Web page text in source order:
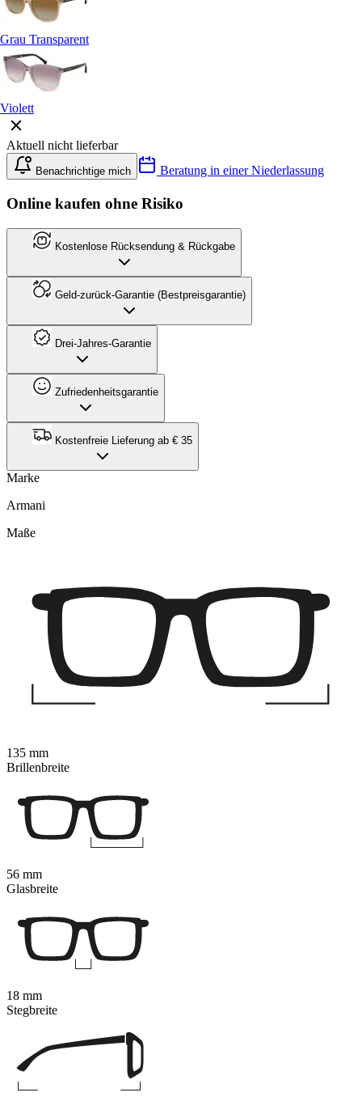
Grau Transparent
Violett
Aktuell nicht lieferbar
Benachrichtige mich Beratung in einer Niederlassung
Online kaufen ohne Risiko
Kostenlose Rücksendung & Rückgabe
Geld-zurück-Garantie (Bestpreisgarantie)
Drei-Jahres-Garantie
Zufriedenheitsgarantie
Kostenfreie Lieferung ab € 35
Marke
Armani
Maße
135 mm
Brillenbreite
56 mm
Glasbreite
18 mm
Stegbreite